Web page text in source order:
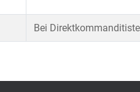
Bei